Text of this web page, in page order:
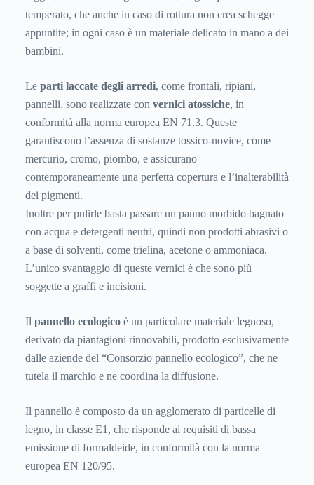
temperato, che anche in caso di rottura non crea schegge
appuntite; in ogni caso è un materiale delicato in mano a dei
bambini.
Le parti laccate degli arredi, come frontali, ripiani,
pannelli, sono realizzate con vernici atossiche, in
conformità alla norma europea EN 71.3. Queste
garantiscono l’assenza di sostanze tossico-novice, come
mercurio, cromo, piombo, e assicurano
contemporaneamente una perfetta copertura e l’inalterabilità
dei pigmenti.
Inoltre per pulirle basta passare un panno morbido bagnato
con acqua e detergenti neutri, quindi non prodotti abrasivi o
a base di solventi, come trielina, acetone o ammoniaca.
L’unico svantaggio di queste vernici è che sono più
soggette a graffi e incisioni.
Il pannello ecologico è un particolare materiale legnoso,
derivato da piantagioni rinnovabili, prodotto esclusivamente
dalle aziende del “Consorzio pannello ecologico”, che ne
tutela il marchio e ne coordina la diffusione.
Il pannello è composto da un agglomerato di particelle di
legno, in classe E1, che risponde ai requisiti di bassa
emissione di formaldeide, in conformità con la norma
europea EN 120/95.